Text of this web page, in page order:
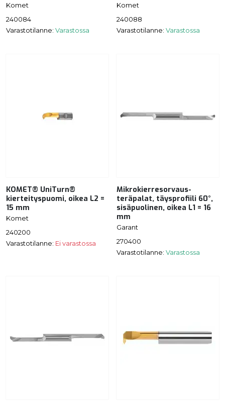
Komet
240084
Varastotilanne: Varastossa
Komet
240088
Varastotilanne: Varastossa
KOMET® UniTurn®
kierteityspuomi, oikea L2 =
15 mm
Komet
240200
Varastotilanne: Ei varastossa
Mikrokierresorvaus-
teräpalat, täysprofiili 60°,
sisäpuolinen, oikea L1 = 16
mm
Garant
270400
Varastotilanne: Varastossa